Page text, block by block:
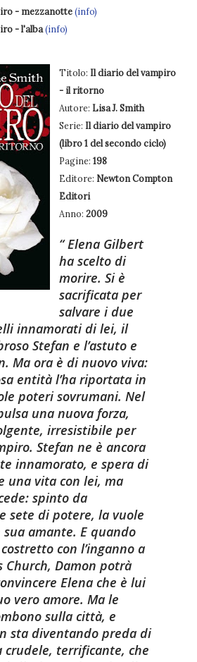
- mezzanotte(info)
- l'alba(info)
Titolo: Il diario del vampiro
- il ritorno
Autore: Lisa J. Smith
Serie: Il diario del vampiro
(libro 1 del secondo ciclo)
Pagine: 198
Editore: Newton Compton
Editori
Anno: 2009
Elena Gilbert
ha scelto di
morire. Si è
sacrificata per
salvare i due
innamorati di lei, il
Stefan e l’astuto e
Ma ora è di nuovo viva:
entità l’ha riportata in
poteri sovrumani. Nel
una nuova forza,
irresistibile per
Stefan ne è ancora
innamorato, e spera di
una vita con lei, ma
spinto da
sete di potere, la vuole
sua amante. E quando
con l’inganno a
Church, Damon potrà
Elena che è lui
vero amore. Ma le
sulla città, e
sta diventando preda di
crudele, terrificante, che